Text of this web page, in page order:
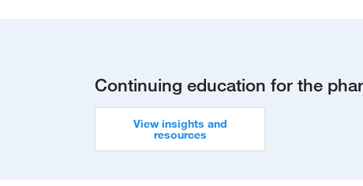
Continuing education for the
View insights and
resources